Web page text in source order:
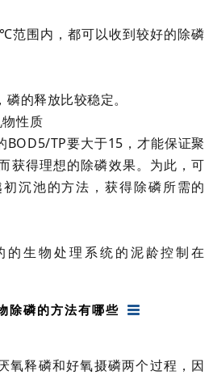
范围内，都可以收到较好的除磷
的释放比较稳定。
性质
BOD5/TP要大于15，才能保证聚
获得理想的除磷效果。为此，可
沉池的方法，获得除磷所需的
的生物处理系统的泥龄控制在
除磷的方法有哪些
氧释磷和好氧摄磷两个过程，因